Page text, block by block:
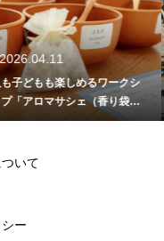
2026.02.23
訓練&居住者同士の交流BBQ
クタワー東雲)
ついて
ー